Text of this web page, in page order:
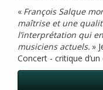
« François Salque
maîtrise et une
l’interprétation qui
musiciens actuels. »
Concert - critique